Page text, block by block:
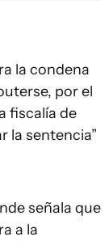
la condena
por el
fiscalía de
la sentencia”
señala que
a la